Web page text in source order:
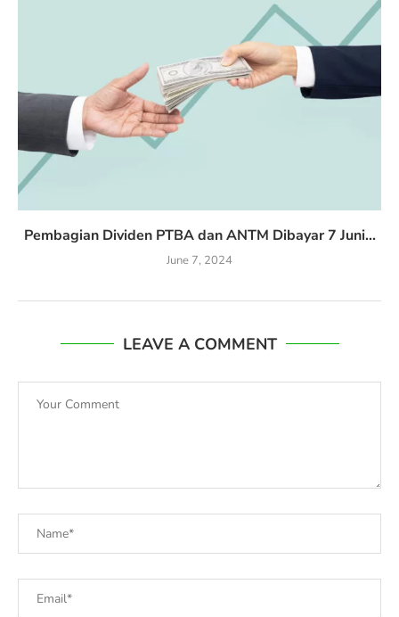
Pembagian Dividen PTBA dan ANTM Dibayar 7 Juni...
June 7, 2024
LEAVE A COMMENT